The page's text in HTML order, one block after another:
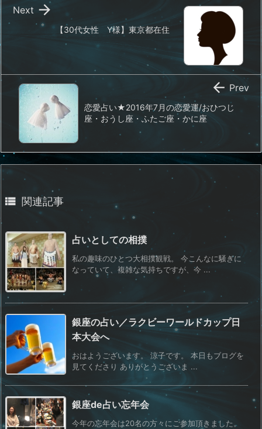
【30代女性 Y様】東京都在住

Next
恋愛占い★2016年7月の恋愛運/おひつじ
座・おうし座・ふたご座・かに座
 Prev
 関連記事
占いとしての相撲
私の趣味のひとつ大相撲観戦。 今こんなに騒ぎに
なっていて、複雑な気持ちですが、今 ...
銀座の占い／ラクビーワールドカップ日
本大会へ
おはようございます。 涼子です。 本日もブログを
見てくださり ありがとうございま ...
銀座de占い忘年会
今年の忘年会は20名の方々にご参加頂きました。